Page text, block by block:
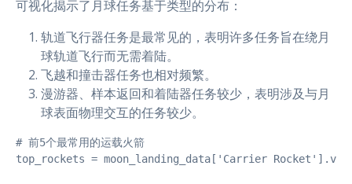
可视化揭示了月球任务基于类型的分布：
轨道飞行器任务是最常见的，表明许多任务旨在绕月
球轨道飞行而无需着陆。
飞越和撞击器任务也相对频繁。
漫游器、样本返回和着陆器任务较少，表明涉及与月
球表面物理交互的任务较少。
# 前5个最常用的运载火箭
top_rockets = moon_landing_data['Carrier